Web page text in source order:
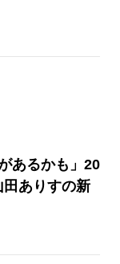
あるかも」20
ありすの新